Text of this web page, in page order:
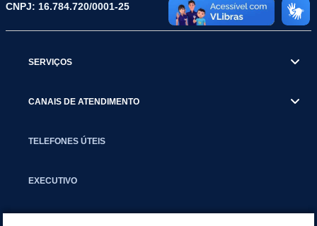
CNPJ: 16.784.720/0001-25
SERVIÇOS
CANAIS DE ATENDIMENTO
TELEFONES ÚTEIS
EXECUTIVO